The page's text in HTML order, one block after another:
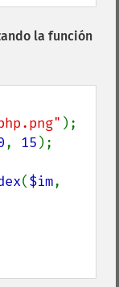
la función
, 15 );
($im